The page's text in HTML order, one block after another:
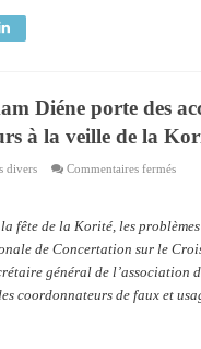
Diéne porte des
à la veille de la
divers Commentaires ferméssur
Diéne
porte
des
sur
fête de la Korité, les
de Concertation sur le
général de l’association
coordonnateurs de faux et